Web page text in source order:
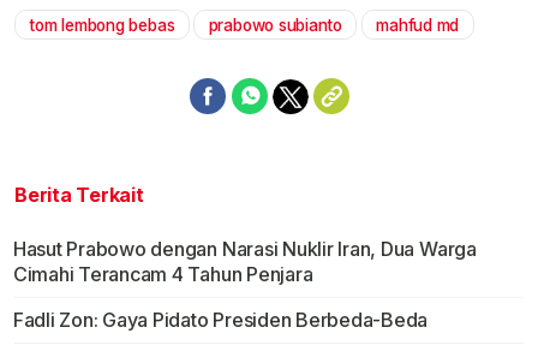
tom lembong bebas prabowo subianto mahfud md
Berita Terkait
Hasut Prabowo dengan Narasi Nuklir Iran, Dua Warga
Cimahi Terancam 4 Tahun Penjara
Fadli Zon: Gaya Pidato Presiden Berbeda-Beda